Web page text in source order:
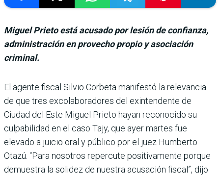
Miguel Prieto está acusado por lesión de confianza,
administración en provecho propio y asociación
criminal.
El agente fiscal Silvio Corbeta manifestó la relevancia
de que tres excolaboradores del exin­tendente de
Ciudad del Este Miguel Prieto hayan reco­nocido su
culpabilidad en el caso Tajy, que ayer mar­tes fue
elevado a juicio oral y público por el juez Hum­berto
Otazú. “Para nosotros repercute positivamente por­que
demuestra la solidez de nuestra acusación fiscal”, dijo